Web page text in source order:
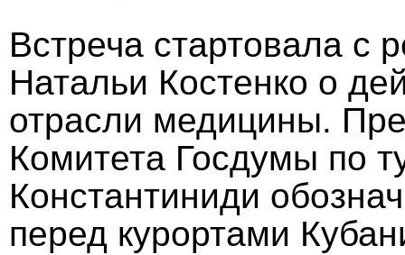
Встреча стартовала с
Натальи Костенко о
отрасли медицины.
Комитета Госдумы по
Константиниди
перед курортами